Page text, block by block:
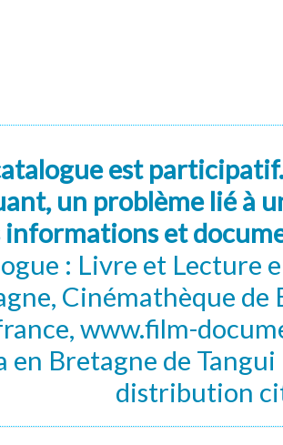
est
un problème lié à
informations et
: Livre et Lecture
Cinémathèque de
www.film-
en Bretagne de
distribution